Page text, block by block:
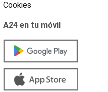
Cookies
A24 en tu móvil